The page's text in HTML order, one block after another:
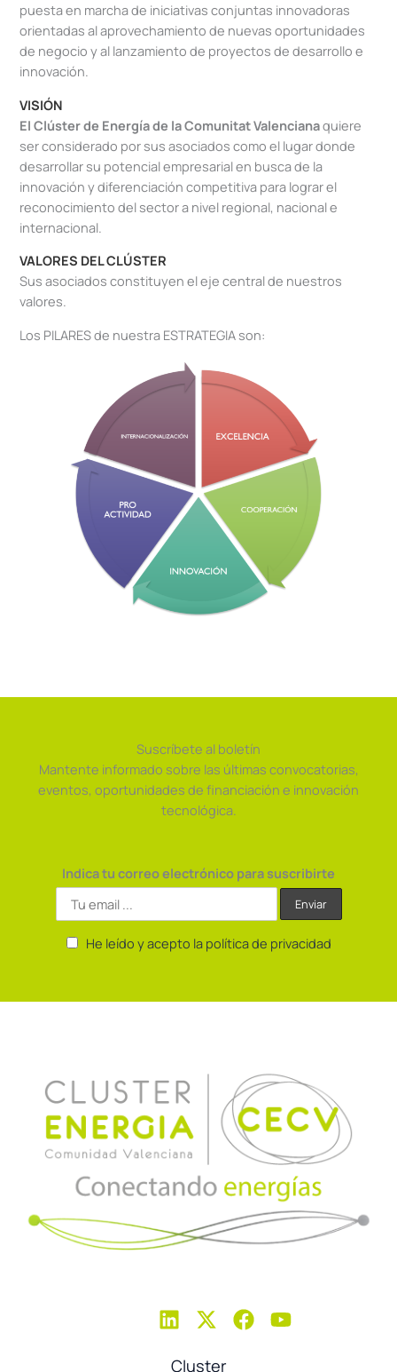
puesta en marcha de iniciativas conjuntas innovadoras
orientadas al aprovechamiento de nuevas oportunidades
de negocio y al lanzamiento de proyectos de desarrollo e
innovación.
VISIÓN
El Clúster de Energía de la Comunitat Valencianaquiere
ser considerado por sus asociados como el lugar donde
desarrollar su potencial empresarial en busca de la
innovación y diferenciación competitiva para lograr el
reconocimiento del sector a nivel regional, nacional e
internacional.
VALORES DEL CLÚSTER
Sus asociados constituyen el eje central de nuestros
valores.
Los PILARES de nuestra ESTRATEGIA son:
Suscríbete al boletín
Mantente informado sobre las últimas convocatorias,
eventos, oportunidades de financiación e innovación
tecnológica.
Indica tu correo electrónico para suscribirte
He leído y acepto la política de privacidad
Cluster